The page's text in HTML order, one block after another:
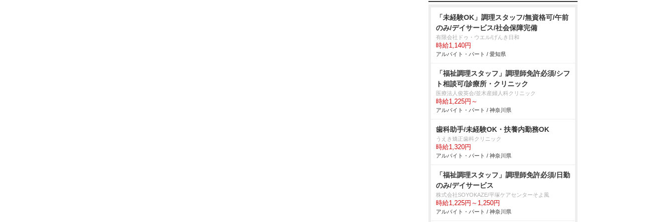
「未経験OK」調理スタッフ/無資格可/午前
のみ/デイサービス/社会保障完備
有限会社ドゥ・ウエル/げんき日和
時給1,140円
アルバイト・パート / 愛知県
「福祉調理スタッフ」調理師免許必須/シフ
ト相談可/診療所・クリニック
医療法人俊英会/並木産婦人科クリニック
時給1,225円～
アルバイト・パート / 神奈川県
歯科助手/未経験OK・扶養内勤務OK
うえき矯正歯科クリニック
時給1,320円
アルバイト・パート / 神奈川県
「福祉調理スタッフ」調理師免許必須/日勤
のみ/デイサービス
株式会社SOYOKAZE/平塚ケアセンターそよ風
時給1,225円～1,250円
アルバイト・パート / 神奈川県